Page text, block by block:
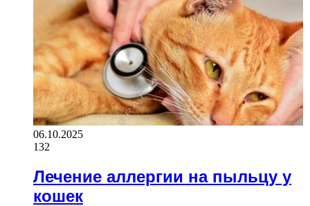
06.10.2025
132
Лечение аллергии на пыльцу у
кошек